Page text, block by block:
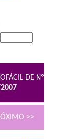
DE Nº
>>